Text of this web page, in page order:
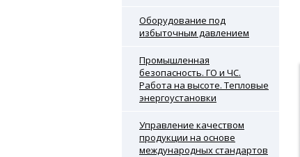
Оборудование под
избыточным давлением
Промышленная
безопасность. ГО и ЧС.
Работа на высоте. Тепловые
энергоустановки
Управление качеством
продукции на основе
международных стандартов